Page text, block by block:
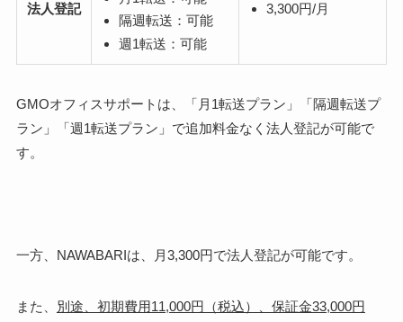
法人登記
隔週転送：可能
週1転送：可能
3,300円/月
GMOオフィスサポートは、「月1転送プラン」「隔週転送プ
ラン」「週1転送プラン」で追加料金なく法人登記が可能で
す。
一方、NAWABARIは、月3,300円で法人登記が可能です。
また、 別途、初期費用11,000円（税込）、保証金33,000円